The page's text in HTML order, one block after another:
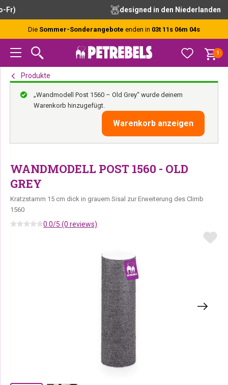
Zur
Hauptnavigation
Skip
content
Zur
Fußzeile
kostenlose Beratung durch unsere Experten
Die Sommer-Sonderangebote enden in 03t 11s 06m 03s
1
Produkte
„Wandmodell Post 1560 – Old Grey“ wurde deinem
Warenkorb hinzugefügt.
Warenkorb anzeigen
WANDMODELL POST 1560 - OLD
GREY
Kratzstamm 15 cm dick in grauem Sisal zur Erweiterung des Climb
1560
0.0/5 (0 reviews)